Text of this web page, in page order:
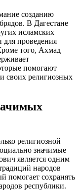
созданию
В Дагестане
исламских
для проведения
того, Ахмад
помогают
своих религиозных
религиозной
значимые
является одним
народов
помогает сохранять
республики.